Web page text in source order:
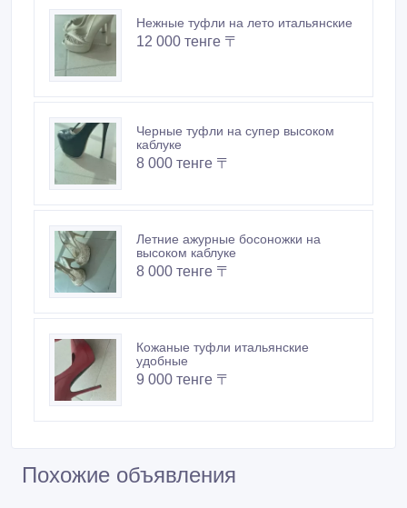
Нежные туфли на лето итальянские
12 000 тенге 〒
Черные туфли на супер высоком
каблуке
8 000 тенге 〒
Летние ажурные босоножки на
высоком каблуке
8 000 тенге 〒
Кожаные туфли итальянские
удобные
9 000 тенге 〒
Похожие объявления